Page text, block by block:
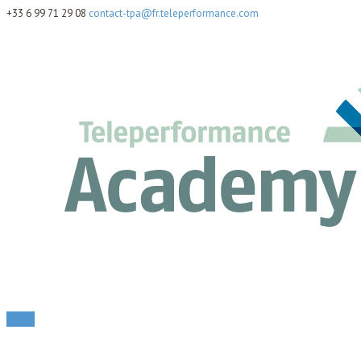
+33 6 99 71 29 08 contact-tpa@fr.teleperformance.com